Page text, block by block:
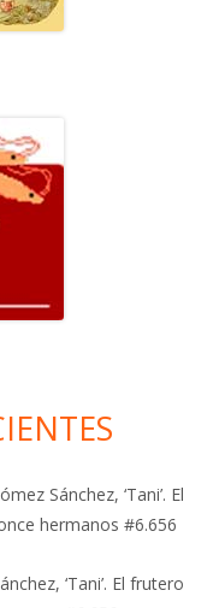
Sánchez, ‘Tani’. El
hermanos #6.656
‘Tani’. El frutero